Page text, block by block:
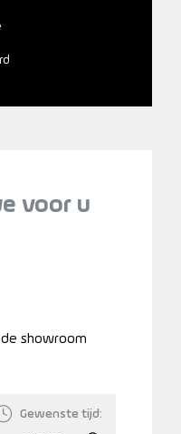
voor u
showroom
Gewenste tijd: